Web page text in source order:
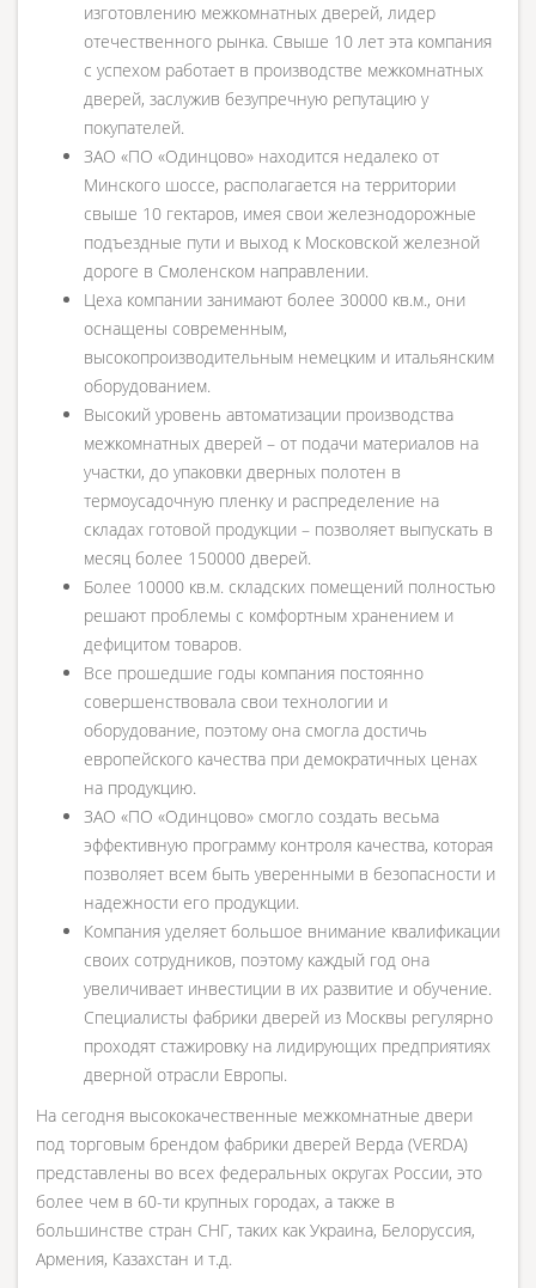
изготовлению межкомнатных дверей, лидер
отечественного рынка. Свыше 10 лет эта компания
с успехом работает в производстве межкомнатных
дверей, заслужив безупречную репутацию у
покупателей.
ЗАО «ПО «Одинцово» находится недалеко от
Минского шоссе, располагается на территории
свыше 10 гектаров, имея свои железнодорожные
подъездные пути и выход к Московской железной
дороге в Смоленском направлении.
Цеха компании занимают более 30000 кв.м., они
оснащены современным,
высокопроизводительным немецким и итальянским
оборудованием.
Высокий уровень автоматизации производства
межкомнатных дверей – от подачи материалов на
участки, до упаковки дверных полотен в
термоусадочную пленку и распределение на
складах готовой продукции – позволяет выпускать в
месяц более 150000 дверей.
Более 10000 кв.м. складских помещений полностью
решают проблемы с комфортным хранением и
дефицитом товаров.
Все прошедшие годы компания постоянно
совершенствовала свои технологии и
оборудование, поэтому она смогла достичь
европейского качества при демократичных ценах
на продукцию.
ЗАО «ПО «Одинцово» смогло создать весьма
эффективную программу контроля качества, которая
позволяет всем быть уверенными в безопасности и
надежности его продукции.
Компания уделяет большое внимание квалификации
своих сотрудников, поэтому каждый год она
увеличивает инвестиции в их развитие и обучение.
Специалисты фабрики дверей из Москвы регулярно
проходят стажировку на лидирующих предприятиях
дверной отрасли Европы.
На сегодня высококачественные межкомнатные двери
под торговым брендом фабрики дверей Верда (VERDA)
представлены во всех федеральных округах России, это
более чем в 60-ти крупных городах, а также в
большинстве стран СНГ, таких как Украина, Белоруссия,
Армения, Казахстан и т.д.